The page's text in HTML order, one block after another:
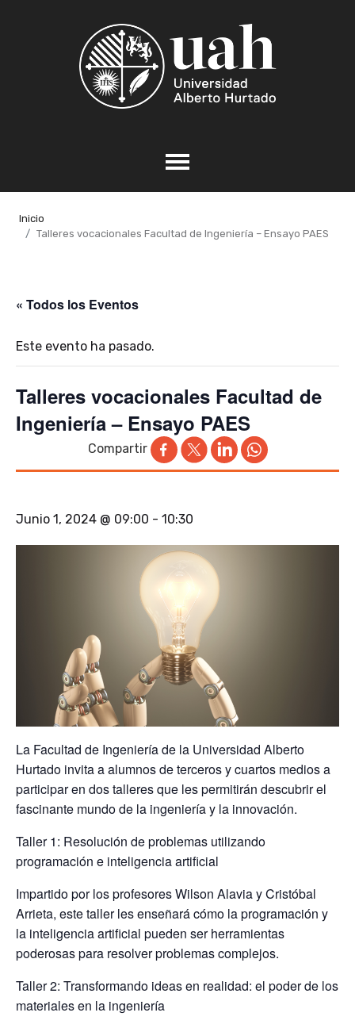
Inicio
Talleres vocacionales Facultad de Ingeniería – Ensayo PAES
« Todos los Eventos
Este evento ha pasado.
Talleres vocacionales Facultad de
Ingeniería – Ensayo PAES
Compartir
Junio 1, 2024 @ 09:00 - 10:30
La Facultad de Ingeniería de la Universidad Alberto
Hurtado invita a alumnos de terceros y cuartos medios a
participar en dos talleres que les permitirán descubrir el
fascinante mundo de la ingeniería y la innovación.
Taller 1: Resolución de problemas utilizando
programación e inteligencia artificial
Impartido por los profesores Wilson Alavia y Cristóbal
Arrieta, este taller les enseñará cómo la programación y
la inteligencia artificial pueden ser herramientas
poderosas para resolver problemas complejos.
Taller 2: Transformando ideas en realidad: el poder de los
materiales en la ingeniería